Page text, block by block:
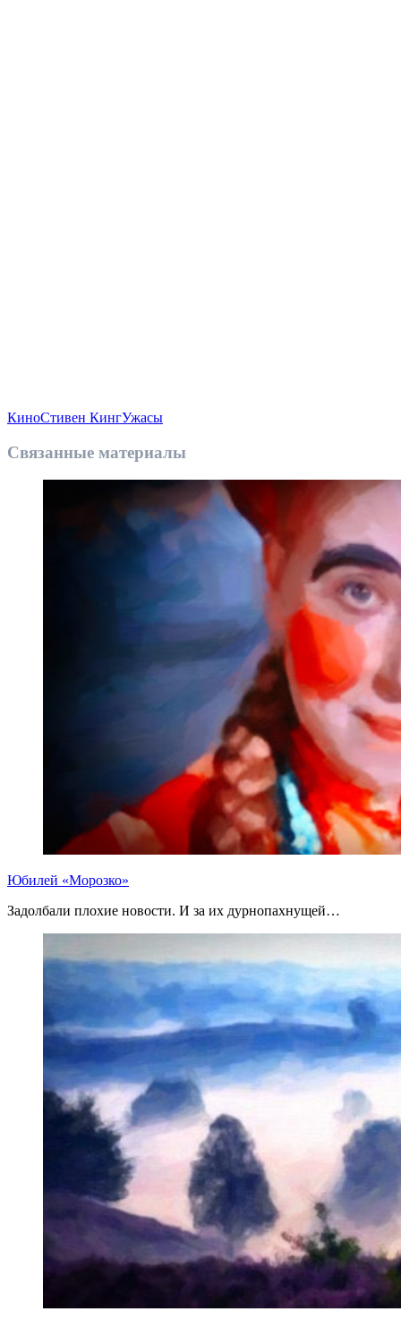
КиноСтивен КингУжасы
Связанные материалы
Юбилей «Морозко»
Задолбали плохие новости. И за их дурнопахнущей…